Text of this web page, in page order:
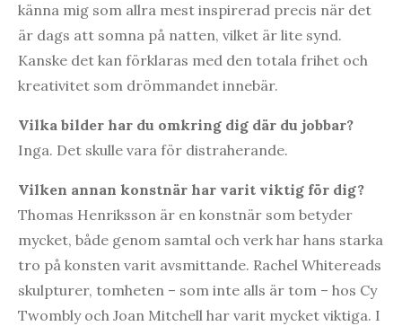
känna mig som allra mest inspirerad precis när det
är dags att somna på natten, vilket är lite synd.
Kanske det kan förklaras med den totala frihet och
kreativitet som drömmandet innebär.
Vilka bilder har du omkring dig där du jobbar?
Inga. Det skulle vara för distraherande.
Vilken annan konstnär har varit viktig för dig?
Thomas Henriksson är en konstnär som betyder
mycket, både genom samtal och verk har hans starka
tro på konsten varit avsmittande. Rachel Whitereads
skulpturer, tomheten – som inte alls är tom – hos Cy
Twombly och Joan Mitchell har varit mycket viktiga. I